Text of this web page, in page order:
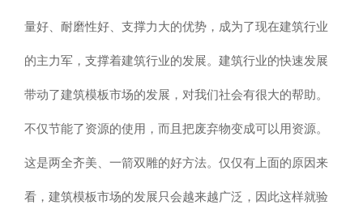
量好、耐磨性好、支撑力大的优势，成为了现在建筑行业
的主力军，支撑着建筑行业的发展。建筑行业的快速发展
带动了建筑模板市场的发展，对我们社会有很大的帮助。
不仅节能了资源的使用，而且把废弃物变成可以用资源。
这是两全齐美、一箭双雕的好方法。仅仅有上面的原因来
看，建筑模板市场的发展只会越来越广泛，因此这样就验